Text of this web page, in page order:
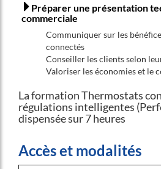
Préparer une présentation
commerciale
Communiquer sur les
connectés
Conseiller les clients selon
Valoriser les économies et le
La formation Thermostats
régulations intelligentes
dispensée sur 7 heures
Accès et modalités